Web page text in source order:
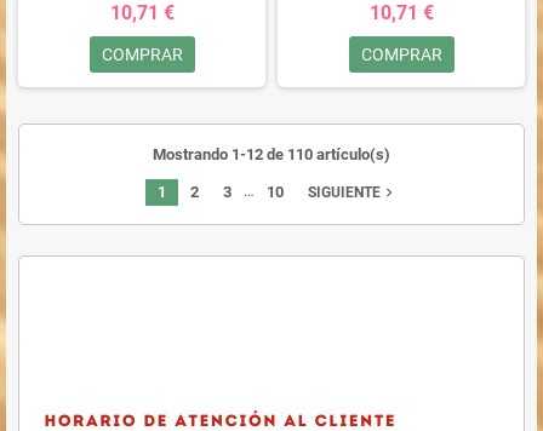
10,71 €
COMPRAR
10,71 €
COMPRAR
Mostrando 1-12 de 110 artículo(s)
1 2 3 … 10 SIGUIENTE navigate_next